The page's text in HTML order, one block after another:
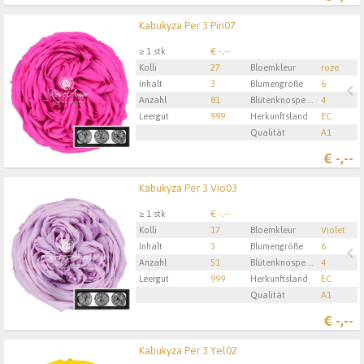
Kabukyza Per 3 Pin07
≥ 1 stk
€ -,--
Kolli
27 Bloemkleur
roze
Inhalt
3 Blumengröße
6
Anzahl
81
4
Leergut
999 Herkunftsland
EC
Qualität
A1
€ -,--
Kabukyza Per 3 Pin07
U moet ingelogd zijn om te kunnen kopen.
anmelden
Kabukyza Per 3 Vio03
≥ 1 stk
€ -,--
Kolli
17 Bloemkleur
Violet
Inhalt
3 Blumengröße
6
Anzahl
51
4
Leergut
999 Herkunftsland
EC
Qualität
A1
€ -,--
Kabukyza Per 3 Vio03
U moet ingelogd zijn om te kunnen kopen.
anmelden
Kabukyza Per 3 Yel02
Kabukyza Per 3 Yel02